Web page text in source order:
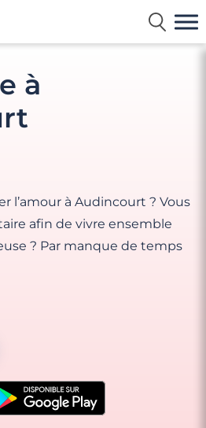
Meetic
à
l’amour à Audincourt ? Vous
afin de vivre ensemble
? Par manque de temps